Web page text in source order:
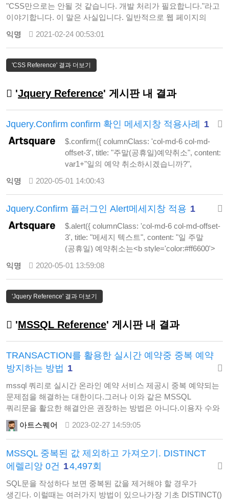
"CSS만으로는 안될 것 같습니다. 개발 처리가 필요합니다."라고
이야기합니다. 이 말은 사실입니다. 일반적으로 웹 페이지의
구현합니다. 하지만 이 속성을 사용하면 구현 방법이 복잡하고
레이아웃을 표현하는 데 많은 한계가 있습니다.구현이 어려운
레이아웃을 간단하게 구현할 수 있게 CSS3에 추가된 레이아웃
방식이 flexbox입니다. flexbox를 사…
익명 2021-02-24 00:53:01
'CSS Reference' 결과 더보기
'Jquery Reference' 게시판 내 결과
Jquery.Confirm confirm 확인 메세지창 적용사례 1
$.confirm({ columnClass: 'col-md-6 col-md-
offset-3', title: "주말(공휴일)예약취소", content:
var1+"일의 예약 취소하시겠습니까?",
confirmButton: "확인", confirmButtonClass:
"btn-info", cancelButton: "닫기",
cancelButtonClass: "…
익명 2020-05-01 14:00:43
Jquery.Confirm 플러그인 Alert메세지창 적용 1
$.alert({ columnClass: 'col-md-6 col-md-offset-
3', title: "메세지 텍스트", content: "일 주말
(공휴일) 예약취소는<b style='color:#ff6600'>
(예약실) <a Tel='000-0000-0000'>000-0000-
0000</a></b> 번으로 문의해주세요",
animation: 'rotate', closeAnimation: …
익명 2020-05-01 13:59:08
'Jquery Reference' 결과 더보기
'MSSQL Reference' 게시판 내 결과
TRANSACTION를 활용한 실시간 예약중 중복 예약
방지하는 방법 1
mssql 쿼리로 실시간 온라인 예약 서비스 제공시 중복 예약되는
문제점을 해결하는 대한이다.그러나 이와 같은 MSSQL
쿼리문을 활요한 해결안은 권장하는 방법은 아니다.이용자 수와
비래한 부하의 문제가 항상 따라 붙기 때문이다.물론 서버의
스펙이 빵빵하고 최적화가 잘된 상태라면 뭐 말할것도 없이 매우
효과적인 방법이겠지만, 대부분 그렇지 못하기 때문에선택은
본인들이~~~ BEGIN TRANSACTION DECLARE @count INT
SELECT @count = COUNT(*) FROM Reservation WHERE
아트스퀘어 2023-02-27 14:59:05
MSSQL 중복된 값 제외하고 가져오기. DISTINCT
에렐리앙 0건 14,497회
SQL문을 작성하다 보면 중복된 값을 제거해야 할 경우가
생긴다. 이럴때는 여러가지 방법이 있으나가장 기초 DISTINCT()